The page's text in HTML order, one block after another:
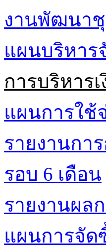
งานพัฒนา
แผนบริหาร
การบริหาร
แผนการใช้
รายงานกา
รอบ 6 เดือน
รายงานผล
แผนการจัด